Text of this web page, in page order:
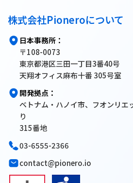
株式会社Pioneroについて
日本事務所：
〒108-0073
東京都港区三田一丁目3番40号
天翔オフィス麻布十番 305号室
開発拠点：
ベトナム・ハノイ市、フオンリエ
り
315番地
03-6555-2366
contact@pionero.io